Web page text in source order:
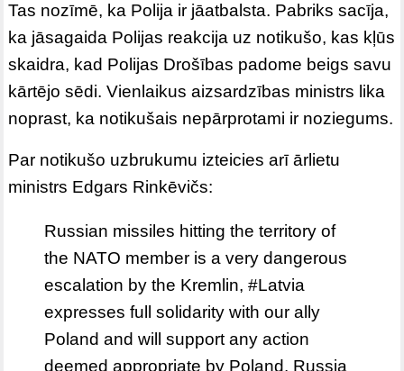
Tas nozīmē, ka Polija ir jāatbalsta. Pabriks sacīja,
ka jāsagaida Polijas reakcija uz notikušo, kas kļūs
skaidra, kad Polijas Drošības padome beigs savu
kārtējo sēdi. Vienlaikus aizsardzības ministrs lika
noprast, ka notikušais nepārprotami ir noziegums.
Par notikušo uzbrukumu izteicies arī ārlietu
ministrs Edgars Rinkēvičs:
Russian missiles hitting the territory of
the NATO member is a very dangerous
escalation by the Kremlin,#Latvia
expresses full solidarity with our ally
Poland and will support any action
deemed appropriate by Poland. Russia